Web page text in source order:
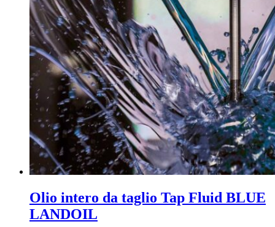
Olio intero da taglio Tap Fluid BLUE
LANDOIL